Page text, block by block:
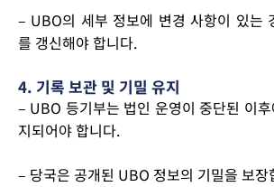
– UBO의 세부 정보에 변경 사항이 있는
를 갱신해야 합니다.
4. 기록 보관 및 기밀 유지
– UBO 등기부는 법인 운영이 중단된 이
지되어야 합니다.
– 당국은 공개된 UBO 정보의 기밀을 보장